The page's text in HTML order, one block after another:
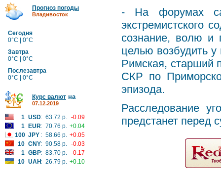
Прогноз погоды
Владивосток
Сегодня
0°C | 0°C
Завтра
0°C | 0°C
Послезавтра
0°C | 0°C
Курс валют на
07.12.2019
1 USD: 63.72 р. -0.09
1
EUR: 70.76 р. +0.04
100 JPY : 58.66 р. +0.05
10 CNY: 90.58 р. -0.03
1 GBP: 83.70 р. -0.17
10 UAH: 26.79 р. +0.10
- На форумах
экстремистского
сознание, волю и
целью возбудить
Римская, старший
СКР по
эпизода.
Расследование
предстанет перед